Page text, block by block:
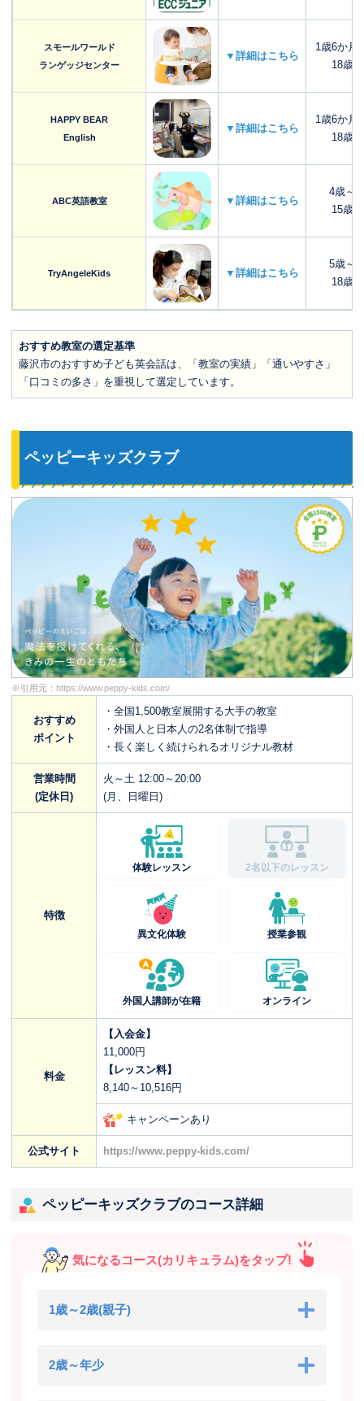
スモールワールド
ランゲッジセンター
▼詳細はこちら
1歳6か月
18歳
HAPPY BEAR
English
▼詳細はこちら
1歳6か月
18歳
ABC英語教室 ▼詳細はこちら
4歳～
15歳
TryAngeleKids ▼詳細はこちら
5歳～
18歳
おすすめ教室の選定基準
藤沢市のおすすめ子ども英会話は、「教室の実績」「通いやすさ」
「口コミの多さ」を重視して選定しています。
ペッピーキッズクラブ
※引用元： https://www.peppy-kids.com/
おすすめ
ポイント
・全国1,500教室展開する大手の教室
・外国人と日本人の2名体制で指導
・長く楽しく続けられるオリジナル教材
営業時間
(定休日)
火～土 12:00～20:00
(月、日曜日)
特徴
体験レッスン 2名以下のレッスン
異文化体験 授業参観
外国人講師が在籍 オンライン
料金
【入会金】
11,000円
【レッスン料】
8,140～10,516円
キャンペーンあり
公式サイト https://www.peppy-kids.com/
ペッピーキッズクラブのコース詳細
気になるコース(カリキュラム)をタップ!
1歳～2歳(親子)
2歳～年少